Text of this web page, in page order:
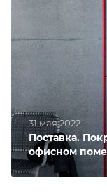
31 мая 2022
Поставка.
офисном